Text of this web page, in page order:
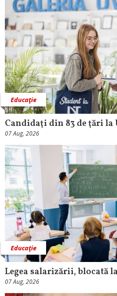
Educaţie
Candidaţi din 83 de ţări la
07 Aug, 2026
Educaţie
Legea salarizării, blocată
07 Aug, 2026